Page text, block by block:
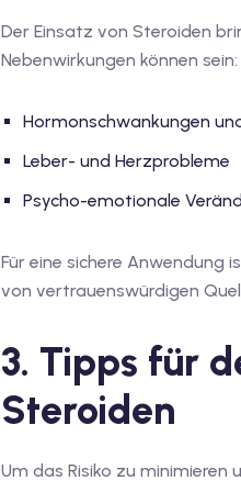
Der Einsatz von Steroiden
Nebenwirkungen können sein:
Hormonschwankungen
Leber- und Herzprobleme
Psycho-emotionale
Für eine sichere Anwendung
von vertrauenswürdigen
3. Tipps für
Steroiden
Um das Risiko zu